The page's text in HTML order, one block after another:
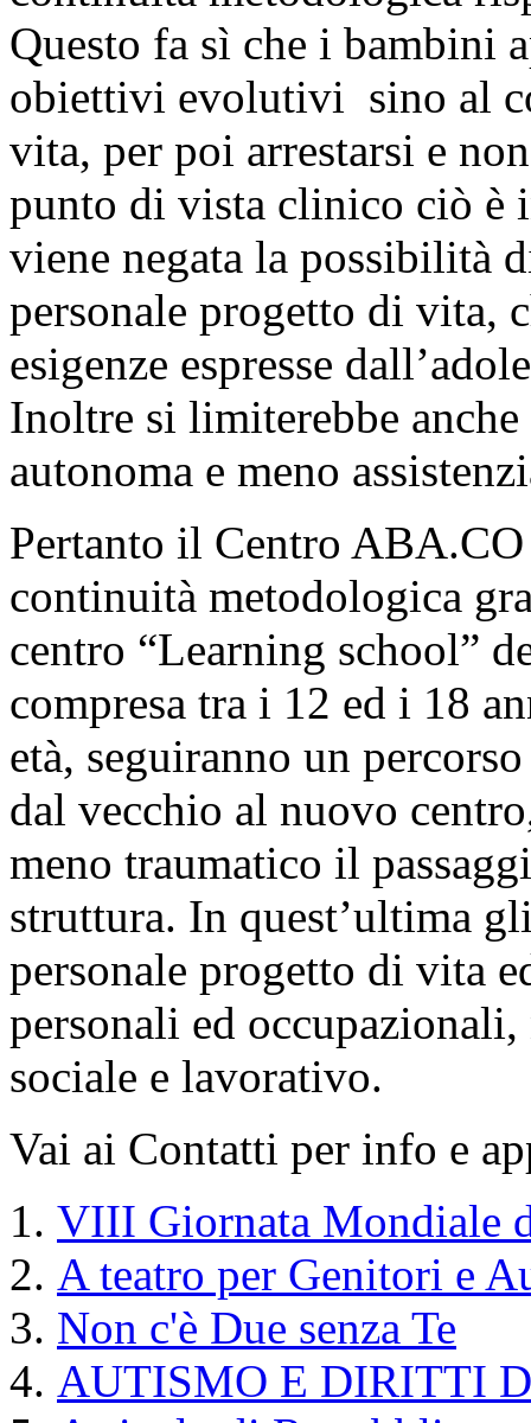
Questo fa sì che i bambini
obiettivi evolutivi sino al
vita, per poi arrestarsi e
punto di vista clinico ciò è
viene negata la possibilità
personale progetto di vita,
esigenze espresse
Inoltre si limiterebbe
autonoma e meno
Pertanto il Centro
continuità metodologica
centro “Learning school”
compresa tra i 12 ed i 18
età, seguiranno un
dal vecchio al nuovo
meno traumatico il
struttura. In quest’ultima
personale progetto di vita
personali ed occupazionali,
sociale e lavorativo.
Vai ai Contatti per info e
VIII Giornata Mondiale
A teatro per Genitori e
Non c'è Due senza Te
AUTISMO E DIRITTI